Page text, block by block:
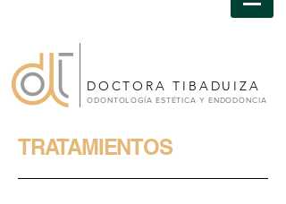
DOCTORA TIBADUIZA
ODONTOLOGÍA ESTÉTICA Y ENDODONCIA
TRATAMIENTOS